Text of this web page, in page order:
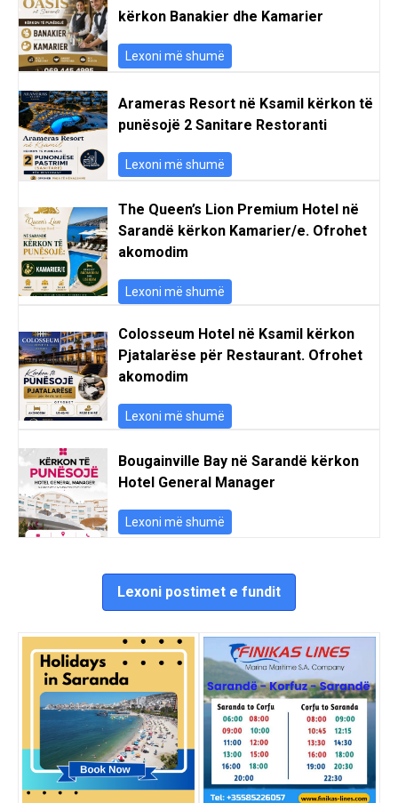
kërkon Banakier dhe Kamarier
Lexoni më shumë
Arameras Resort në Ksamil kërkon të
punësojë 2 Sanitare Restoranti
Lexoni më shumë
The Queen’s Lion Premium Hotel në
Sarandë kërkon Kamarier/e. Ofrohet
akomodim
Lexoni më shumë
Colosseum Hotel në Ksamil kërkon
Pjatalarëse për Restaurant. Ofrohet
akomodim
Lexoni më shumë
Bougainville Bay në Sarandë kërkon
Hotel General Manager
Lexoni më shumë
Lexoni postimet e fundit